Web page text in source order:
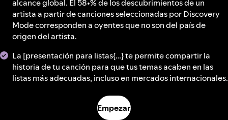
alcance global. El 58•% de los descubrimientos de un
artista a partir de canciones seleccionadas por Discovery
Mode corresponden a oyentes que no son del país de
origen del artista.
La [presentación para listas{…} te permite compartir la
historia de tu canción para que tus temas acaben en las
listas más adecuadas, incluso en mercados internacionales.
Empezar